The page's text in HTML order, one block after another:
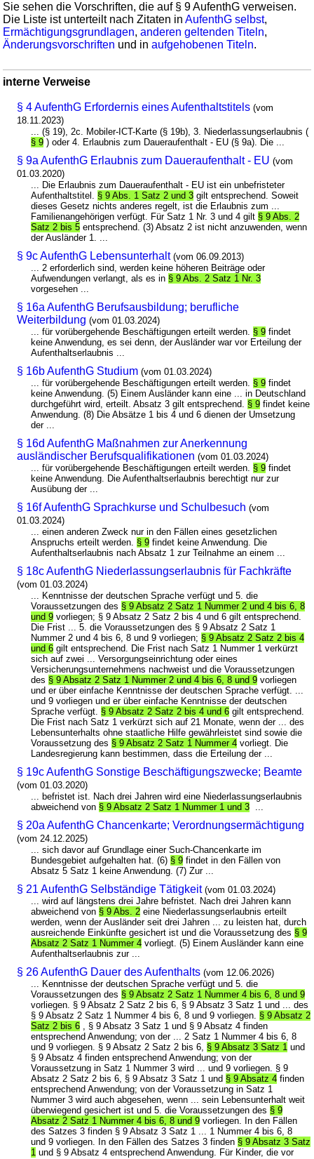
Sie sehen die Vorschriften, die auf § 9 AufenthG verweisen.
Die Liste ist unterteilt nach Zitaten inAufenthG selbst,
Ermächtigungsgrundlagen,anderen geltenden Titeln,
Änderungsvorschriften und inaufgehobenen Titeln.
interne Verweise
§ 4 AufenthG Erfordernis eines Aufenthaltstitels (vom
18.11.2023)
... (§ 19), 2c. Mobiler-ICT-Karte (§ 19b), 3. Niederlassungserlaubnis (
§ 9 ) oder 4. Erlaubnis zum Daueraufenthalt - EU (§ 9a). Die ...
§ 9a AufenthG Erlaubnis zum Daueraufenthalt - EU (vom
01.03.2020)
... Die Erlaubnis zum Daueraufenthalt - EU ist ein unbefristeter
Aufenthaltstitel. § 9 Abs. 1 Satz 2 und 3 gilt entsprechend. Soweit
dieses Gesetz nichts anderes regelt, ist die Erlaubnis zum ...
Familienangehörigen verfügt. Für Satz 1 Nr. 3 und 4 gilt § 9 Abs. 2
Satz 2 bis 5 entsprechend. (3) Absatz 2 ist nicht anzuwenden, wenn
der Ausländer 1. ...
§ 9c AufenthG Lebensunterhalt (vom 06.09.2013)
... 2 erforderlich sind, werden keine höheren Beiträge oder
Aufwendungen verlangt, als es in § 9 Abs. 2 Satz 1 Nr. 3
vorgesehen ...
§ 16a AufenthG Berufsausbildung; berufliche
Weiterbildung (vom 01.03.2024)
... für vorübergehende Beschäftigungen erteilt werden. § 9 findet
keine Anwendung, es sei denn, der Ausländer war vor Erteilung der
Aufenthaltserlaubnis ...
§ 16b AufenthG Studium (vom 01.03.2024)
... für vorübergehende Beschäftigungen erteilt werden. § 9 findet
keine Anwendung. (5) Einem Ausländer kann eine ... in Deutschland
durchgeführt wird, erteilt. Absatz 3 gilt entsprechend. § 9 findet keine
Anwendung. (8) Die Absätze 1 bis 4 und 6 dienen der Umsetzung
der ...
§ 16d AufenthG Maßnahmen zur Anerkennung
ausländischer Berufsqualifikationen (vom 01.03.2024)
... für vorübergehende Beschäftigungen erteilt werden. § 9 findet
keine Anwendung. Die Aufenthaltserlaubnis berechtigt nur zur
Ausübung der ...
§ 16f AufenthG Sprachkurse und Schulbesuch (vom
01.03.2024)
... einen anderen Zweck nur in den Fällen eines gesetzlichen
Anspruchs erteilt werden. § 9 findet keine Anwendung. Die
Aufenthaltserlaubnis nach Absatz 1 zur Teilnahme an einem ...
§ 18c AufenthG Niederlassungserlaubnis für Fachkräfte
(vom 01.03.2024)
... Kenntnisse der deutschen Sprache verfügt und 5. die
Voraussetzungen des § 9 Absatz 2 Satz 1 Nummer 2 und 4 bis 6, 8
und 9 vorliegen; § 9 Absatz 2 Satz 2 bis 4 und 6 gilt entsprechend.
Die Frist ... 5. die Voraussetzungen des § 9 Absatz 2 Satz 1
Nummer 2 und 4 bis 6, 8 und 9 vorliegen; § 9 Absatz 2 Satz 2 bis 4
und 6 gilt entsprechend. Die Frist nach Satz 1 Nummer 1 verkürzt
sich auf zwei ... Versorgungseinrichtung oder eines
Versicherungsunternehmens nachweist und die Voraussetzungen
des § 9 Absatz 2 Satz 1 Nummer 2 und 4 bis 6, 8 und 9 vorliegen
und er über einfache Kenntnisse der deutschen Sprache verfügt. ...
und 9 vorliegen und er über einfache Kenntnisse der deutschen
Sprache verfügt. § 9 Absatz 2 Satz 2 bis 4 und 6 gilt entsprechend.
Die Frist nach Satz 1 verkürzt sich auf 21 Monate, wenn der ... des
Lebensunterhalts ohne staatliche Hilfe gewährleistet sind sowie die
Voraussetzung des § 9 Absatz 2 Satz 1 Nummer 4 vorliegt. Die
Landesregierung kann bestimmen, dass die Erteilung der ...
§ 19c AufenthG Sonstige Beschäftigungszwecke; Beamte
(vom 01.03.2020)
... befristet ist. Nach drei Jahren wird eine Niederlassungserlaubnis
abweichend von § 9 Absatz 2 Satz 1 Nummer 1 und 3 ...
§ 20a AufenthG Chancenkarte; Verordnungsermächtigung
(vom 24.12.2025)
... sich davor auf Grundlage einer Such-Chancenkarte im
Bundesgebiet aufgehalten hat. (6) § 9 findet in den Fällen von
Absatz 5 Satz 1 keine Anwendung. (7) Zur ...
§ 21 AufenthG Selbständige Tätigkeit (vom 01.03.2024)
... wird auf längstens drei Jahre befristet. Nach drei Jahren kann
abweichend von § 9 Abs. 2 eine Niederlassungserlaubnis erteilt
werden, wenn der Ausländer seit drei Jahren ... zu leisten hat, durch
ausreichende Einkünfte gesichert ist und die Voraussetzung des § 9
Absatz 2 Satz 1 Nummer 4 vorliegt. (5) Einem Ausländer kann eine
Aufenthaltserlaubnis zur ...
§ 26 AufenthG Dauer des Aufenthalts (vom 12.06.2026)
... Kenntnisse der deutschen Sprache verfügt und 5. die
Voraussetzungen des § 9 Absatz 2 Satz 1 Nummer 4 bis 6, 8 und 9
vorliegen. § 9 Absatz 2 Satz 2 bis 6, § 9 Absatz 3 Satz 1 und ... des
§ 9 Absatz 2 Satz 1 Nummer 4 bis 6, 8 und 9 vorliegen. § 9 Absatz 2
Satz 2 bis 6 , § 9 Absatz 3 Satz 1 und § 9 Absatz 4 finden
entsprechend Anwendung; von der ... 2 Satz 1 Nummer 4 bis 6, 8
und 9 vorliegen. § 9 Absatz 2 Satz 2 bis 6, § 9 Absatz 3 Satz 1 und
§ 9 Absatz 4 finden entsprechend Anwendung; von der
Voraussetzung in Satz 1 Nummer 3 wird ... und 9 vorliegen. § 9
Absatz 2 Satz 2 bis 6, § 9 Absatz 3 Satz 1 und § 9 Absatz 4 finden
entsprechend Anwendung; von der Voraussetzung in Satz 1
Nummer 3 wird auch abgesehen, wenn ... sein Lebensunterhalt weit
überwiegend gesichert ist und 5. die Voraussetzungen des § 9
Absatz 2 Satz 1 Nummer 4 bis 6, 8 und 9 vorliegen. In den Fällen
des Satzes 3 finden § 9 Absatz 3 Satz 1 ... 1 Nummer 4 bis 6, 8
und 9 vorliegen. In den Fällen des Satzes 3 finden § 9 Absatz 3 Satz
1 und § 9 Absatz 4 entsprechend Anwendung. Für Kinder, die vor